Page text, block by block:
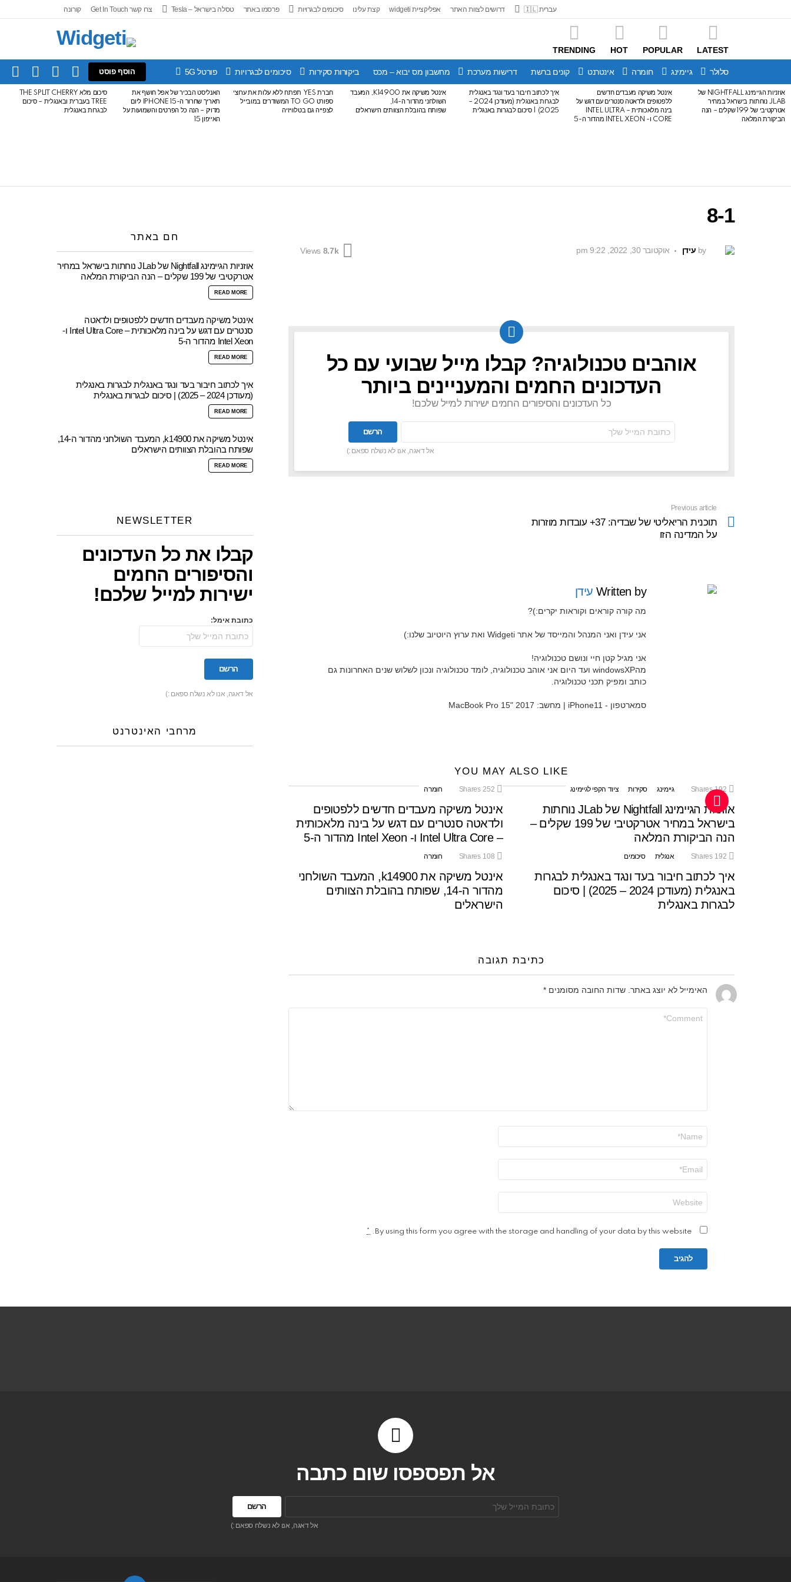
עברית 🇮🇱 דרושים לצוות האתר אפליקציית widgeti קצת עלינו סיכומים לבגרויות פרסמו באתר טסלה בישראל – Tesla צרו קשר Get In Touch קורונה
LATEST
POPULAR
HOT
TRENDING
סלולר גיימינג חומרה אינטרנט קונים ברשת דרישות מערכת מחשבון מס יבוא – מכס ביקורות סקירות סיכומים לבגרויות פורטל 5G הוסף פוסט
FOLLOW
SWITCH
SEARCH
LATEST
STORIES
אוזניות הגיימינג NIGHTFALL של
JLAB נוחתות בישראל במחיר
אטרקטיבי של 199 שקלים – הנה
הביקורת המלאה
אינטל משיקה מעבדים חדשים
ללפטופים ולדאטה סנטרים עם דגש על
בינה מלאכותית – INTEL ULTRA
CORE ו- INTEL XEON מהדור ה-5
איך לכתוב חיבור בעד ונגד באנגלית
לבגרות באנגלית (מעודכן 2024 –
2025) | סיכום לבגרות באנגלית
אינטל משיקה את K14900, המעבד
השולחני מהדור ה-14,
שפותח בהובלת הצוותים הישראלים
חברת YES תפתח ללא עלות את ערוצי
ספורט TO GO המשודרים במובייל
לצפייה גם בטלוויזיה
האנליסט הבכיר של אפל חושף את
תאריך שחרור ה-IPHONE 15 ליום
מדויק – הנה כל הפרטים והשמועות על
האייפון 15
סיכום מלא THE SPLIT CHERRY
TREE בעברית ובאנגלית – סיכום
לבגרות באנגלית
8-1
by עידן אוקטובר 30, 2022, 9:22 pm 8.7k
Views
NEWSLETTER
אוהבים טכנולוגיה? קבלו מייל שבועי עם כל
העדכונים החמים והמעניינים ביותר
כל העדכונים והסיפורים החמים ישירות למייל שלכם!
אימל:
אל דאגה, אנו לא נשלח ספאם :)
more
Previous article
תוכנית הריאליטי של שבדיה: 37+ עובדות מוזרות
על המדינה הזו
Written by עידן
מה קורה קוראים וקוראות יקרים:)?
אני עידן ואני המנהל והמייסד של אתר Widgeti ואת ערוץ היוטיוב שלנו:)
אני מגיל קטן חיי ונושם טכנולוגיה!
מהwindowsXP ועד היום אני אוהב טכנולוגיה, לומד טכנולוגיה ונכון לשלוש שנים האחרונות גם
כותב ומפיק תכני טכנולוגיה.
סמארטפון - iPhone11 | מחשב: MacBook Pro 15" 2017
YOU MAY ALSO LIKE
192
Shares גיימינג סקירות ציוד הקפי לגיימינג
אוזניות הגיימינג Nightfall של JLab נוחתות
בישראל במחיר אטרקטיבי של 199 שקלים –
הנה הביקורת המלאה
252
Shares חומרה
אינטל משיקה מעבדים חדשים ללפטופים
ולדאטה סנטרים עם דגש על בינה מלאכותית
– Intel Ultra Core ו- Intel Xeon מהדור ה-5
192
Shares אנגלית סיכומים
איך לכתוב חיבור בעד ונגד באנגלית לבגרות
באנגלית (מעודכן 2024 – 2025) | סיכום
לבגרות באנגלית
108
Shares חומרה
אינטל משיקה את k14900, המעבד השולחני
מהדור ה-14, שפותח בהובלת הצוותים
הישראלים
כתיבת תגובה
האימייל לא יוצג באתר. שדות החובה מסומנים *
שלך
By using this form you agree with the storage and handling of your data by this website.
*
חם באתר
אוזניות הגיימינג Nightfall של JLab נוחתות בישראל במחיר
אטרקטיבי של 199 שקלים – הנה הביקורת המלאה
READ MORE
אינטל משיקה מעבדים חדשים ללפטופים ולדאטה
סנטרים עם דגש על בינה מלאכותית – Intel Ultra Core ו-
Intel Xeon מהדור ה-5
READ MORE
איך לכתוב חיבור בעד ונגד באנגלית לבגרות באנגלית
(מעודכן 2024 – 2025) | סיכום לבגרות באנגלית
READ MORE
אינטל משיקה את k14900, המעבד השולחני מהדור ה-14,
שפותח בהובלת הצוותים הישראלים
READ MORE
NEWSLETTER
קבלו את כל העדכונים
והסיפורים החמים
ישירות למייל שלכם!
כתובת אימל:
אל דאגה, אנו לא נשלח ספאם :)
מרחבי האינטרנט
אל תפספסו שום כתבה
אימל:
אל דאגה, אנו לא נשלח ספאם :)